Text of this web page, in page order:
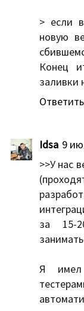
> если
новую
Конец
заливки
Ответить
Idsa 9
>>У нас
за 15-
Я имел